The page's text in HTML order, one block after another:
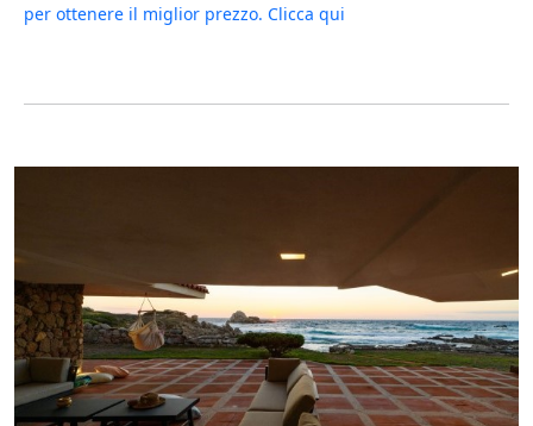
per ottenere il miglior prezzo. Clicca qui